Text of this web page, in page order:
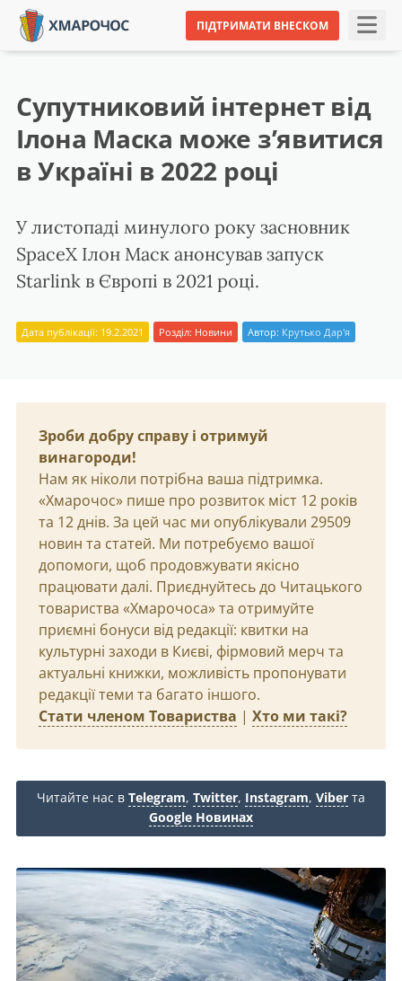
ПІДТРИМАТИ ВНЕСКОМ
Супутниковий інтернет від
Ілона Маска може з’явитися
в Україні в 2022 році
У листопаді минулого року засновник
SpaceX Ілон Маск анонсував запуск
Starlink в Європі в 2021 році.
Дата публікації: 19.2.2021 Розділ: Новини Автор: Крутько Дар'я
Зроби добру справу і отримуй
винагороди!
Нам як ніколи потрібна ваша підтримка.
«Хмарочос» пише про розвиток міст 12 років
та 12 днів. За цей час ми опублікували 29509
новин та статей. Ми потребуємо вашої
допомоги, щоб продовжувати якісно
працювати далі. Приєднуйтесь до Читацького
товариства «Хмарочоса» та отримуйте
приємні бонуси від редакції: квитки на
культурні заходи в Києві, фірмовий мерч та
актуальні книжки, можливість пропонувати
редакції теми та багато іншого.
Стати членом Товариства | Хто ми такі?
Читайте нас в Telegram, Twitter, Instagram, Viber та
Google Новинах